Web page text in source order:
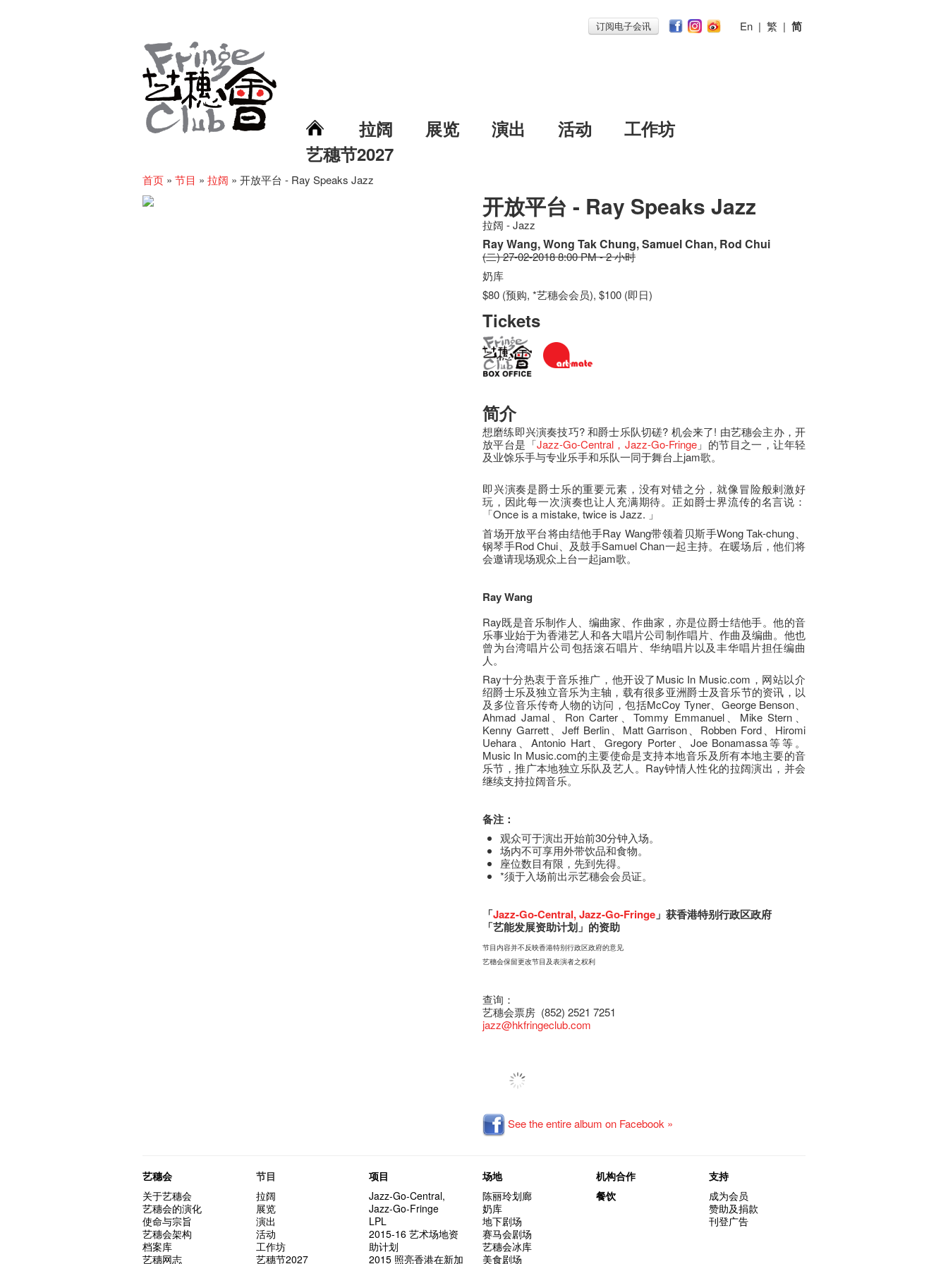
订阅电子会讯 En | 繁 | 简
拉阔 展览 演出 活动
工作坊
艺穗节2027
首页 » 节目 » 拉阔 » 开放平台 - Ray Speaks Jazz
开放平台 - Ray Speaks Jazz
拉阔 - Jazz
Ray Wang, Wong Tak Chung, Samuel Chan, Rod Chui
(二) 27-02-2018 8:00 PM - 2 小时
奶库
$80 (预购, *艺穗会会员), $100 (即日)
Tickets
简介
想磨练即兴演奏技巧? 和爵士乐队切磋? 机会来了! 由艺穗会主办，开
放平台是「Jazz-Go-Central ，Jazz-Go-Fringe」的节目之一，让年轻
及业馀乐手与专业乐手和乐队一同于舞台上jam歌。
即兴演奏是爵士乐的重要元素，没有对错之分，就像冒险般剌激好
玩，因此每一次演奏也让人充满期待。正如爵士界流传的名言说：
「Once is a mistake, twice is Jazz. 」
首场开放平台将由结他手Ray Wang带领着贝斯手Wong Tak-chung、
钢琴手Rod Chui、及鼓手Samuel Chan一起主持。在暖场后，他们将
会邀请现场观众上台一起jam歌。
Ray Wang
Ray既是音乐制作人、编曲家、作曲家，亦是位爵士结他手。他的音
乐事业始于为香港艺人和各大唱片公司制作唱片、作曲及编曲。他也
曾为台湾唱片公司包括滚石唱片、华纳唱片以及丰华唱片担任编曲
人。
Ray十分热衷于音乐推广，他开设了Music In Music.com，网站以介
绍爵士乐及独立音乐为主轴，载有很多亚洲爵士及音乐节的资讯，以
及多位音乐传奇人物的访问，包括McCoy Tyner、George Benson、
Ahmad Jamal、Ron Carter、Tommy Emmanuel、Mike Stern、
Kenny Garrett、Jeff Berlin、Matt Garrison、Robben Ford、Hiromi
Uehara、Antonio Hart、Gregory Porter、Joe Bonamassa等等。
Music In Music.com的主要使命是支持本地音乐及所有本地主要的音
乐节，推广本地独立乐队及艺人。Ray钟情人性化的拉阔演出，并会
继续支持拉阔音乐。
备注：
观众可于演出开始前30分钟入场。
场内不可享用外带饮品和食物。
座​位​数目​有​限​，先到先得。
*须于入场前出示艺穗会会员证。
「Jazz-Go-Central,Jazz-Go-Fringe」获香港特别行政区政府
「艺能发展资助计划」的资助
节目内容并不反映香港特别行政区政府的意见
艺穗会保留更改节目及表演者之权利
查询：
艺穗会票房 (852) 2521 7251
jazz@hkfringeclub.com
See the entire album on Facebook »
艺穗会
关于艺穗会
艺穗会的演化
使命与宗旨
艺穗会架构
档案库
艺穗网志
节目
拉阔
展览
演出
活动
工作坊
艺穗节2027
项目
Jazz-Go-Central,
Jazz-Go-Fringe
LPL
2015-16 艺术场地资
助计划
2015 照亮香港在新加
场地
陈丽玲划廊
奶库
地下剧场
赛马会剧场
艺穗会冰库
美食剧场
机构合作
餐饮
支持
成为会员
赞助及捐款
刊登广告